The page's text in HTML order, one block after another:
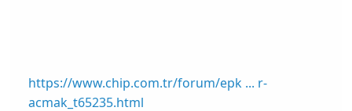
https://www.chip.com.tr/forum/epk ... r-
acmak_t65235.html